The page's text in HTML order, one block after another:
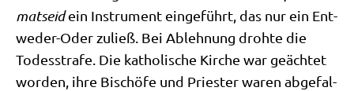
mats­eidein Instru­ment ein­ge­führt, das nur ein Ent­
we­der-Oder zuließ. Bei Ableh­nung droh­te die
Todes­stra­fe. Die katho­li­sche Kir­che war geäch­tet
wor­den, ihre Bischö­fe und Prie­ster waren abge­fal­